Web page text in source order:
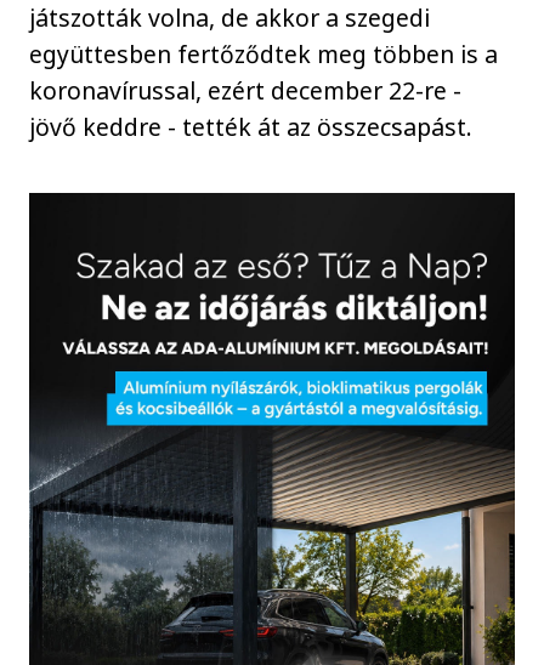
játszották volna, de akkor a szegedi
együttesben fertőződtek meg többen is a
koronavírussal, ezért december 22-re -
jövő keddre - tették át az összecsapást.